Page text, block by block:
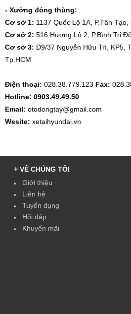
- Xưởng đóng thùng:
Cơ sở 1: 1137 Quốc Lộ 1A, P.Tân
Cơ sở 2: 516 Hương Lộ 2, P.Bình Trị
Cơ sở 3: D9/37 Nguyễn Hữu Trí, KP5,
Tp.HCM
Điện thoại: 028.38.779.123 Fax:
Hotline: 0903.49.49.50
Email: otodongtay@gmail.com
Wesite: xetaihyundai.vn
+ VỀ CHÚNG TÔI
Giới thiệu
Liên hệ
Tuyển dụng
Hỏi đáp
Khuyến mãi